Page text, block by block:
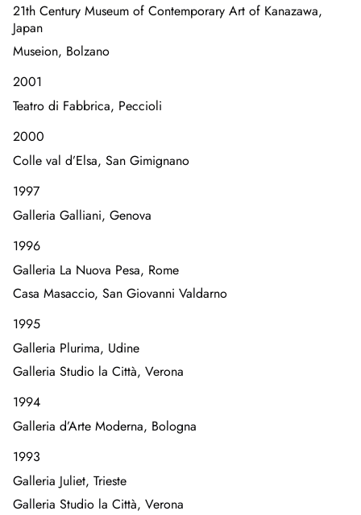
21th Century Museum of Contemporary Art of Kanazawa,
Japan
Museion, Bolzano
2001
Teatro di Fabbrica, Peccioli
2000
Colle val d’Elsa, San Gimignano
1997
Galleria Galliani, Genova
1996
Galleria La Nuova Pesa, Rome
Casa Masaccio, San Giovanni Valdarno
1995
Galleria Plurima, Udine
Galleria Studio la Città, Verona
1994
Galleria d’Arte Moderna, Bologna
1993
Galleria Juliet, Trieste
Galleria Studio la Città, Verona